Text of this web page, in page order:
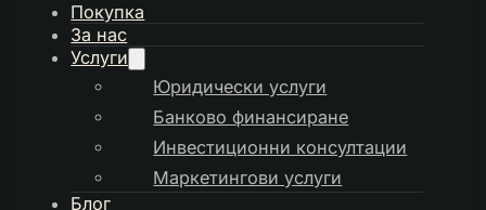
Покупка
За нас
Услуги
Юридически услуги
Банково финансиране
Инвестиционни консултации
Маркетингови услуги
Блог